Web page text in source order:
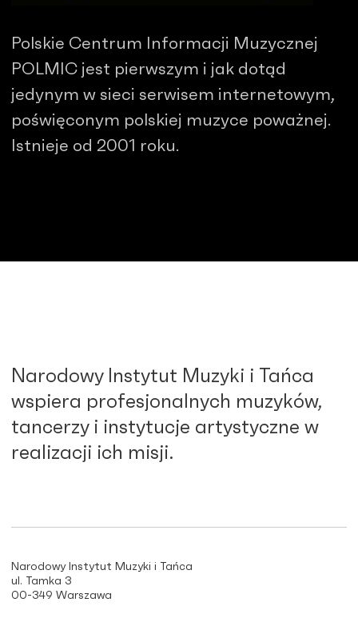
Polskie Centrum Informacji Muzycznej
POLMIC jest pierwszym i jak dotąd
jedynym w sieci serwisem internetowym,
poświęconym polskiej muzyce poważnej.
Istnieje od 2001 roku.
Narodowy Instytut Muzyki i Tańca
wspiera profesjonalnych muzyków,
tancerzy i instytucje artystyczne w
realizacji ich misji.
Narodowy Instytut Muzyki i Tańca
ul. Tamka 3
00-349 Warszawa